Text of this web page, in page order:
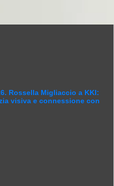
Rossella Migliaccio a KKI:
visiva e connessione con